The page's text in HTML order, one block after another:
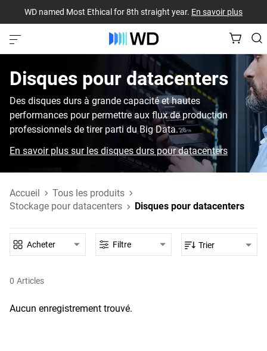
WD named Most Ethical for 8th straight year. En savoir plus
Disques pour datacenters‎
Des disques durs à grande capacité et hautes
performances pour permettre aux flux de production
professionnels de tirer parti du Big Data.
En savoir plus sur les disques durs pour datacenters
Accueil
Tous les produits
Stockage pour datacenters
Disques pour datacenters
0 Articles
Acheter Filtre Trier
Aucun enregistrement trouvé.